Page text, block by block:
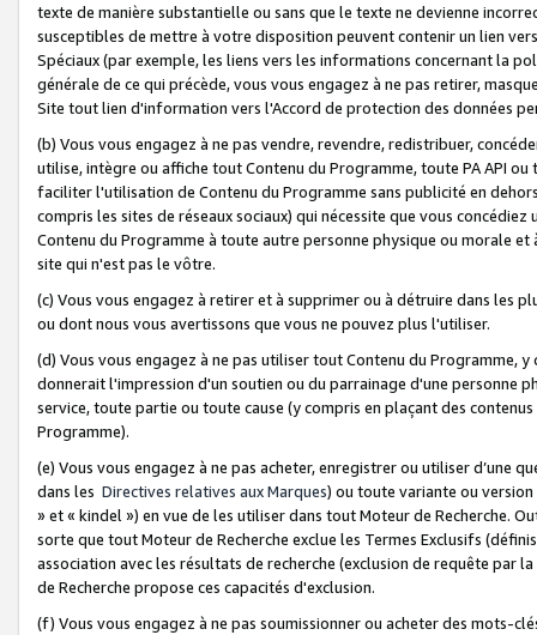
texte de manière substantielle ou sans que le texte ne devienne
susceptibles de mettre à votre disposition peuvent contenir un lien
Spéciaux (par exemple, les liens vers les informations concernant la
générale de ce qui précède, vous vous engagez à ne pas retirer,
Site tout lien d'information vers l'Accord de protection des données
(b) Vous vous engagez à ne pas vendre, revendre, redistribuer,
utilise, intègre ou affiche tout Contenu du Programme, toute PA API
faciliter l'utilisation de Contenu du Programme sans publicité en
compris les sites de réseaux sociaux) qui nécessite que vous
Contenu du Programme à toute autre personne physique ou morale
site qui n'est pas le vôtre.
(c) Vous vous engagez à retirer et à supprimer ou à détruire dans les
ou dont nous vous avertissons que vous ne pouvez plus l'utiliser.
(d) Vous vous engagez à ne pas utiliser tout Contenu du Programme,
donnerait l'impression d'un soutien ou du parrainage d'une personne
service, toute partie ou toute cause (y compris en plaçant des
Programme).
(e) Vous vous engagez à ne pas acheter, enregistrer ou utiliser d’une
dans les Directives relatives aux Marques) ou toute variante ou
» et « kindel ») en vue de les utiliser dans tout Moteur de Recherche.
sorte que tout Moteur de Recherche exclue les Termes Exclusifs
association avec les résultats de recherche (exclusion de requête
de Recherche propose ces capacités d'exclusion.
(f) Vous vous engagez à ne pas soumissionner ou acheter des mots-